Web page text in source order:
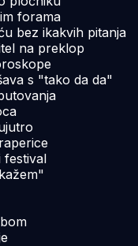
forama
bez ikakvih pitanja
na preklop
s "tako da da"
festival